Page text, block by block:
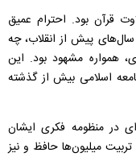
قرآن بود. احترام عمیق
سال‌های پیش از انقلاب، چه
همواره مشهود بود. این
اسلامی بیش از گذشته
در منظومه فکری ایشان
میلیون‌ها حافظ و نیز